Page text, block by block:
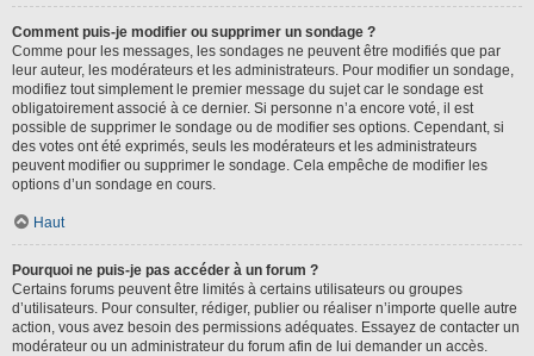
Comment puis-je modifier ou supprimer un sondage ?
Comme pour les messages, les sondages ne peuvent être modifiés que par
leur auteur, les modérateurs et les administrateurs. Pour modifier un sondage,
modifiez tout simplement le premier message du sujet car le sondage est
obligatoirement associé à ce dernier. Si personne n’a encore voté, il est
possible de supprimer le sondage ou de modifier ses options. Cependant, si
des votes ont été exprimés, seuls les modérateurs et les administrateurs
peuvent modifier ou supprimer le sondage. Cela empêche de modifier les
options d’un sondage en cours.
Haut
Pourquoi ne puis-je pas accéder à un forum ?
Certains forums peuvent être limités à certains utilisateurs ou groupes
d’utilisateurs. Pour consulter, rédiger, publier ou réaliser n’importe quelle autre
action, vous avez besoin des permissions adéquates. Essayez de contacter un
modérateur ou un administrateur du forum afin de lui demander un accès.